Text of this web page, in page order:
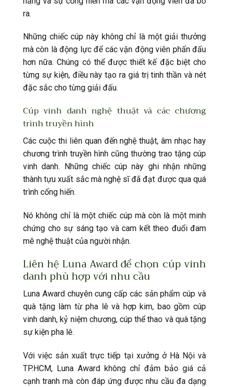
ra.
Những chiếc cúp này không chỉ là một giải thưởng
mà còn là động lực để các vận động viên phấn đấu
hơn nữa. Chúng có thể được thiết kế đặc biệt cho
từng sự kiện, điều này tạo ra giá trị tinh thần và nét
đặc sắc cho từng giải đấu.
Cúp vinh danh nghệ thuật và các chương
trình truyền hình
Các cuộc thi liên quan đến nghệ thuật, âm nhạc hay
chương trình truyền hình cũng thường trao tặng cúp
vinh danh. Những chiếc cúp này ghi nhận những
thành tựu xuất sắc mà nghệ sĩ đã đạt được qua quá
trình cống hiến.
Nó không chỉ là một chiếc cúp mà còn là một minh
chứng cho sự sáng tạo và cam kết theo đuổi đam
mê nghệ thuật của người nhận.
Liên hệ Luna Award để chọn cúp vinh
danh phù hợp với nhu cầu
Luna Award chuyên cung cấp các sản phẩm cúp và
quà tặng làm từ pha lê và hợp kim, bao gồm cúp
vinh danh, kỷ niệm chương, cúp thể thao và quà tặng
sự kiện pha lê.
Với việc sản xuất trực tiếp tại xưởng ở Hà Nội và
TP.HCM, Luna Award không chỉ đảm bảo giá cả
cạnh tranh mà còn đáp ứng được nhu cầu đa dạng